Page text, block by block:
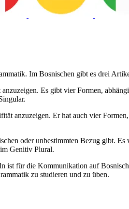
Im Bosnischen gibt es drei
Es gibt vier Formen,
anzuzeigen. Er hat auch vier
oder unbestimmten Bezug gibt.
Genitiv Plural.
ist für die Kommunikation auf
zu studieren und zu üben.